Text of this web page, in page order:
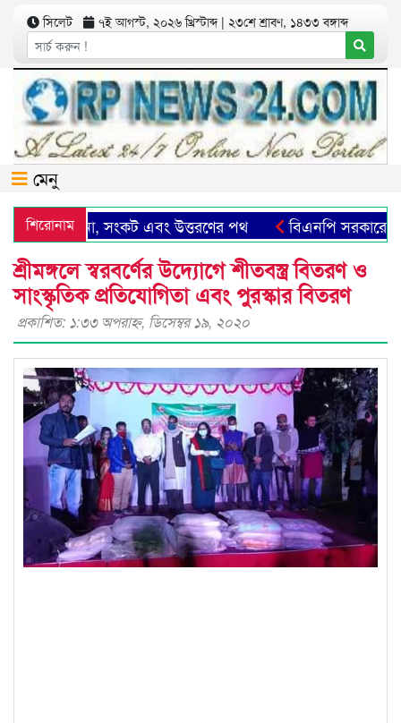
সিলেট ৭ই আগস্ট, ২০২৬ খ্রিস্টাব্দ | ২৩শে শ্রাবণ, ১৪৩৩ বঙ্গাব্দ
মেনু
শিরোনাম
সম্ভাবনা, সংকট এবং উত্তরণের পথ বিএনপি সরকারের
শ্রীমঙ্গলে স্বরবর্ণের উদ্যোগে শীতবস্ত্র বিতরণ ও
সাংস্কৃতিক প্রতিযোগিতা এবং পুরস্কার বিতরণ
প্রকাশিত: ১:৩৩ অপরাহ্ণ, ডিসেম্বর ১৯, ২০২০